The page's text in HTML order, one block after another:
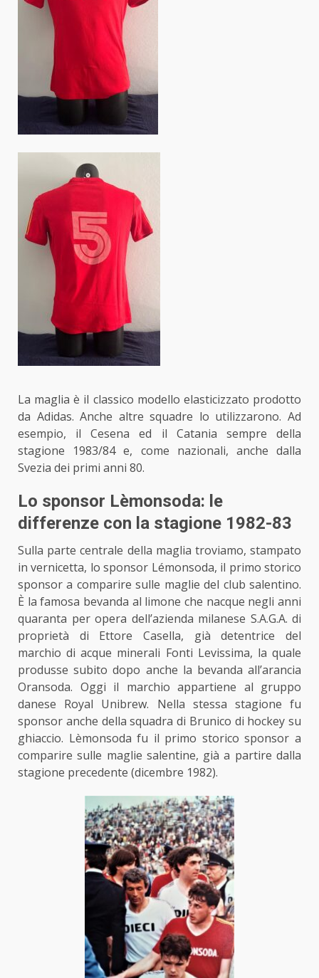
La maglia è il classico modello elasticizzato prodotto
da Adidas. Anche altre squadre lo utilizzarono. Ad
esempio, il Cesena ed il Catania sempre della
stagione 1983/84 e, come nazionali, anche dalla
Svezia dei primi anni 80.
Lo sponsor Lèmonsoda: le
differenze con la stagione 1982-83
Sulla parte centrale della maglia troviamo, stampato
in vernicetta, lo sponsor Lémonsoda, il primo storico
sponsor a compariresulle maglie del club salentino.
È la famosa bevanda al limone che nacque negli anni
quaranta per opera dell’azienda milanese S.A.G.A. di
proprietà di Ettore Casella, già detentrice del
marchio di acque minerali Fonti Levissima, la quale
produsse subito dopo anche la bevanda all’arancia
Oransoda. Oggi il marchio appartiene al gruppo
danese Royal Unibrew. Nella stessa stagione fu
sponsor anche della squadra di Brunico di hockey su
ghiaccio. Lèmonsoda fu il primo storico sponsor a
comparire sulle maglie salentine, già a partire dalla
stagione precedente (dicembre 1982).